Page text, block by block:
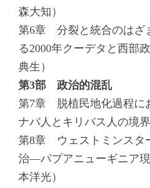
森大知）
第6章 分裂と統合のはざ
る2000年クーデタと西部
典生）
第3部 政治的混乱
第7章 脱植民地化過程に
ナバ人とキリバス人の境
第8章 ウェストミンスタ
治―パプアニューギニア
本洋光）